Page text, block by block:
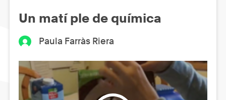
Un matí ple de química
Paula Farràs Riera